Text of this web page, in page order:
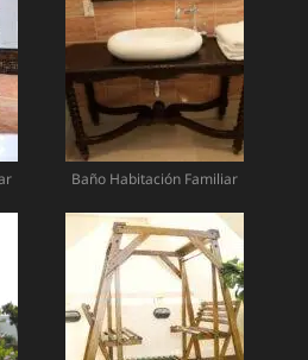
Baño Habitación Familiar